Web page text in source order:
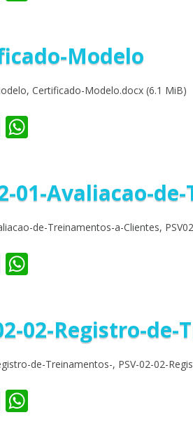
Modelo
Certificado-Modelo.docx (6.1 MiB)
LinkedIn
01-Avaliacao-
de-Treinamentos-a-Clientes,
LinkedIn
02-Registro-
de-Treinamentos-, PSV-02-02-
LinkedIn